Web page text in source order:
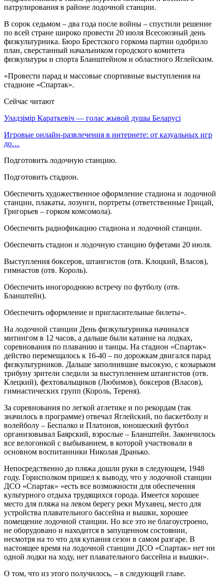
патрулирования в районе лодочной станции.
В сорок седьмом – два года после войны – спустили решение
по всей стране широко провести 20 июля Всесоюзный день
физкультурника. Бюро Брестского горкома партии одобрило
план, сверстанный начальником городского комитета
физкультуры и спорта Бланштейном и областного Яглейским.
«Провести парад и массовые спортивные выступления на
стадионе «Спартак».
Сейчас читают
Уладзімір Караткевіч — голас жывой душы Беларусі
Игровые онлайн-развлечения в интернете: от казуальных игр
до…
Подготовить лодочную станцию.
Подготовить стадион.
Обеспечить художественное оформление стадиона и лодочной
станции, плакаты, лозунги, портреты (ответственные Грицай,
Григорьев – горком комсомола).
Обеспечить радиофикацию стадиона и лодочной станции.
Обеспечить стадион и лодочную станцию буфетами 20 июля.
Выступления боксеров, штангистов (отв. Клоцкий, Власов),
гимнастов (отв. Король).
Обеспечить иногороднюю встречу по футболу (отв.
Бланштейн).
Обеспечить оформление и пригласительные билеты».
На лодочной станции День физкультурника начинался
митингом в 12 часов, а дальше были катание на лодках,
соревнования по плаванию и танцы. На стадион «Спартак»
действо перемещалось к 16-40 – по дорожкам двигался парад
физкультурников. Дальше заполнившие высокую, с козырьком
трибуну зрители следили за выступлением штангистов (отв.
Клецкий), фехтовальщиков (Любимов), боксеров (Власов),
гимнастических групп (Король, Тереня).
За соревнования по легкой атлетике и по рекордам (так
значилось в программе) отвечал Яглейский, по баскетболу и
волейболу – Беспалко и Платонов, юношеский футбол
организовывал Баярский, взрослые – Бланштейн. Закончилось
все велогонкой с выбыванием, в которой участвовали в
основном воспитанники Николая Дранько.
Непосредственно до пляжа дошли руки в следующем, 1948
году. Горисполком пришел к выводу, что у лодочной станции
ДСО «Спартак» «есть все возможности для обеспечения
культурного отдыха трудящихся города. Имеется хорошее
место для пляжа на левом берегу реки Мухавец, место для
устройства плавательного бассейна и вышки, хорошее
помещение лодочной станции. Но все это не благоустроено,
не оборудовано и находится в запущенном состоянии,
несмотря на то что для купания сезон в самом разгаре. В
настоящее время на лодочной станции ДСО «Спартак» нет ни
одной лодки на ходу, нет плавательного бассейна и вышки».
О том, что из этого получилось, – в следующей главе.